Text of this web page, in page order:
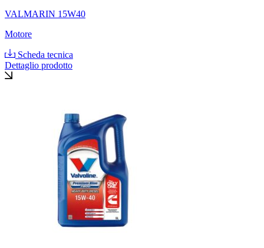
VALMARIN 15W40
Motore
Scheda tecnica
Dettaglio prodotto